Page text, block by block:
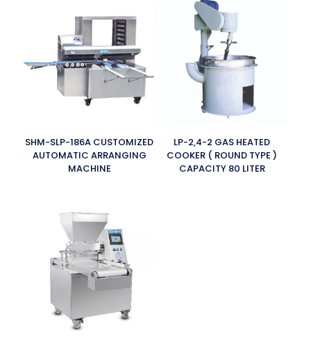
SHM-SLP-186A CUSTOMIZED
AUTOMATIC ARRANGING
MACHINE
LP-2,4-2 GAS HEATED
COOKER ( ROUND TYPE )
CAPACITY 80 LITER